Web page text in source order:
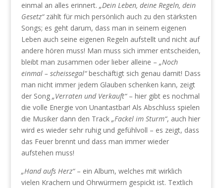
einmal an alles erinnert. „Dein Leben, deine Regeln, dein
Gesetz“zählt für mich persönlich auch zu den stärksten
Songs; es geht darum, dass man in seinem eigenen
Leben auch seine eigenen Regeln aufstellt und nicht auf
andere hören muss! Man muss sich immer entscheiden,
bleibt man zusammen oder lieber alleine – „Noch
einmal – scheissegal“beschäftigt sich genau damit! Dass
man nicht immer jedem Glauben schenken kann, zeigt
der Song „Verraten und Verkauft“– hier gibt es nochmal
die volle Energie von Unantastbar! Als Abschluss spielen
die Musiker dann den Track „Fackel im Sturm“, auch hier
wird es wieder sehr ruhig und gefühlvoll – es zeigt, dass
das Feuer brennt und dass man immer wieder
aufstehen muss!
„Hand aufs Herz“– ein Album, welches mit wirklich
vielen Krachern und Ohrwürmern gespickt ist. Textlich